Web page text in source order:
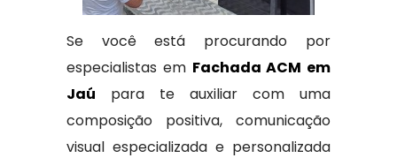
Se você está procurando por
especialistas em Fachada ACM em
Jaú para te auxiliar com uma
composição positiva, comunicação
visual especializada e personalizada